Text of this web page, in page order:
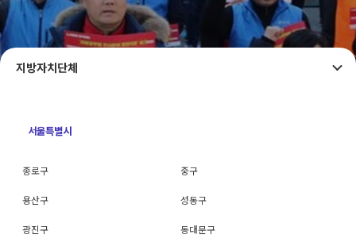
지방자치단체
서울특별시
종로구 중구
용산구 성동구
광진구 동대문구